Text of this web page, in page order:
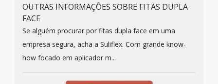
OUTRAS INFORMAÇÕES SOBRE FITAS DUPLA
FACE
Se alguém procurar por fitas dupla face em uma
empresa segura, acha a Suliflex. Com grande know-
how focado em aplicador m...